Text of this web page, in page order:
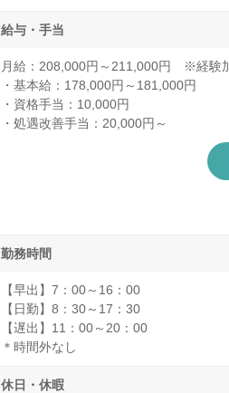
給与・手当
月給：208,000円～211,000円 ※経験
・基本給：178,000円～181,000円
・資格手当：10,000円
・処遇改善手当：20,000円～
勤務時間
【早出】7：00～16：00
【日勤】8：30～17：30
【遅出】11：00～20：00
＊時間外なし
休日・休暇